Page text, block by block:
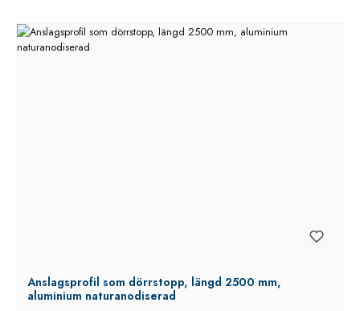
Anslagsprofil som dörrstopp, längd 2500 mm,
aluminium naturanodiserad